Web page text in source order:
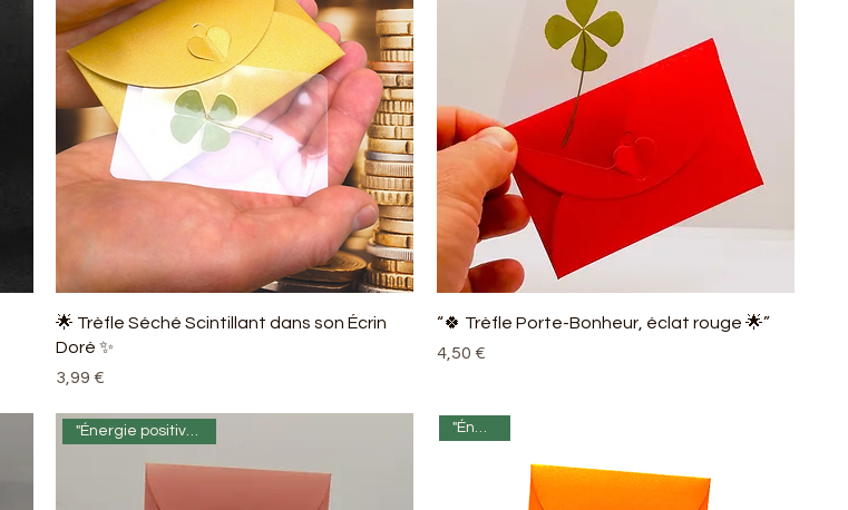
🌟 Trèfle Séché Scintillant dans son Écrin
Doré ✨
Prix
3,99 €
“🍀 Trèfle Porte-Bonheur, éclat rouge 🌟”
Prix
4,50 €
"Énergie positive ✨🌟😊" "Énergie"